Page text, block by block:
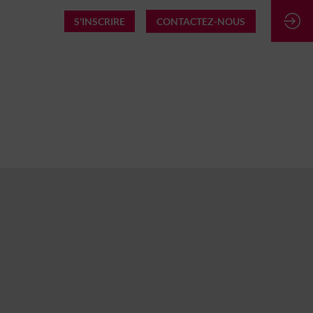
S'INSCRIRE CONTACTEZ-NOUS